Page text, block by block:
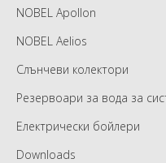
NOBEL Apollon
NOBEL Aelios
Слънчеви колектори
Резервоари за вода за
Електрически бойлери
Downloads